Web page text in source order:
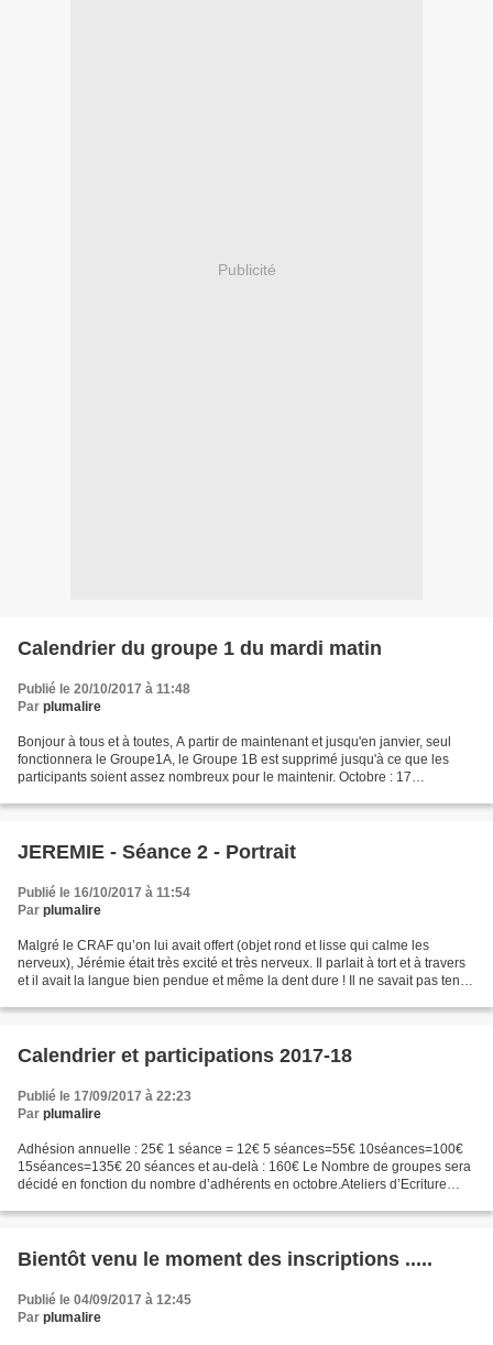
Publicité
Calendrier du groupe 1 du mardi matin
Publié le 20/10/2017 à 11:48
Par plumalire
Bonjour à tous et à toutes, A partir de maintenant et jusqu'en janvier, seul
fonctionnera le Groupe1A, le Groupe 1B est supprimé jusqu'à ce que les
participants soient assez nombreux pour le maintenir. Octobre : 17
JEREMIE - Séance 2 - Portrait
Publié le 16/10/2017 à 11:54
Par plumalire
Malgré le CRAF qu’on lui avait offert (objet rond et lisse qui calme les
nerveux), Jérémie était très excité et très nerveux. Il parlait à tort et à travers
et il avait la langue bien pendue et même la dent dure ! Il ne savait pas tenir
Calendrier et participations 2017-18
Publié le 17/09/2017 à 22:23
Par plumalire
Adhésion annuelle : 25€ 1 séance = 12€ 5 séances=55€ 10séances=100€
15séances=135€ 20 séances et au-delà : 160€ Le Nombre de groupes sera
décidé en fonction du nombre d’adhérents en octobre.Ateliers d’Ecriture
Bientôt venu le moment des inscriptions .....
Publié le 04/09/2017 à 12:45
Par plumalire